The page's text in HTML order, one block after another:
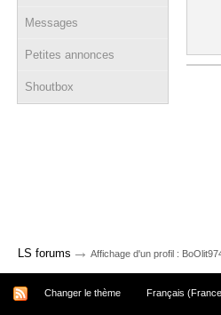
Messages
Petites annonces
Shoutbox
LS forums → Affichage d'un profil :
Changer le thème Français